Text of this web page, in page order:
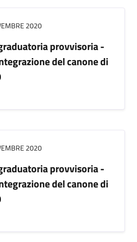
2020
provvisoria -
del canone di
2020
provvisoria -
del canone di